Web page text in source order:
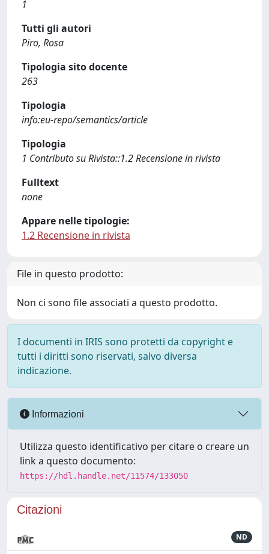
1
Tutti gli autori
Piro, Rosa
Tipologia sito docente
263
Tipologia
info:eu-repo/semantics/article
Tipologia
1 Contributo su Rivista::1.2 Recensione in rivista
Fulltext
none
Appare nelle tipologie:
1.2 Recensione in rivista
File in questo prodotto:
Non ci sono file associati a questo prodotto.
I documenti in IRIS sono protetti da copyright e
tutti i diritti sono riservati, salvo diversa
indicazione.
Informazioni
Utilizza questo identificativo per citare o creare un
link a questo documento:
https://hdl.handle.net/11574/133050
Citazioni
ND